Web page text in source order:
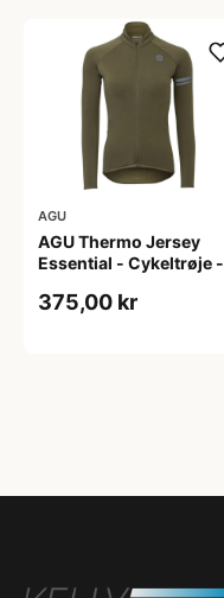
AGU
AGU Thermo Jersey
Essential - Cykeltrøje -
XXL
375,00 kr